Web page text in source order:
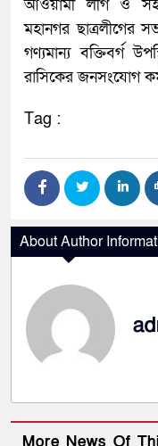
আওয়ামী লীগ ও
মহানগর ছাত্রলীগের
গণ্যমান্য বক্তিবর্গ
রাসিকের জনসংযোগ
Tag :
About Author
More News Of